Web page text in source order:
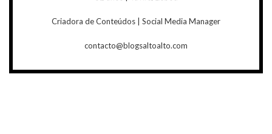
Criadora de Conteúdos | Social Media Manager
contacto@blogsaltoalto.com